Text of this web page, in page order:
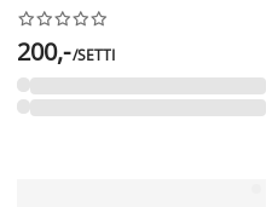






200,-/SETTI